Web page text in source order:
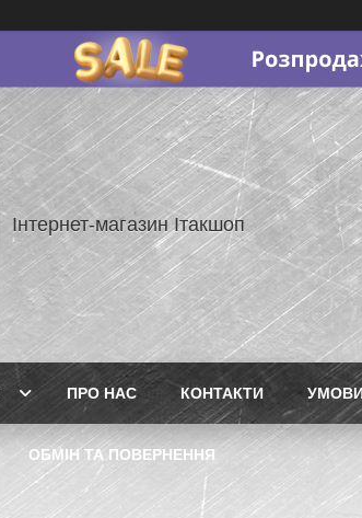
Інтернет-магазин Ітакшоп
ПРО НАС КОНТАКТИ
ОБМІН ТА ПОВЕРНЕННЯ